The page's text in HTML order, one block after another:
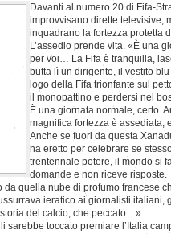
Davanti al numero 20 di Fifa-
improvvisano dirette televisive,
inquadrano la fortezza protetta
L’assedio prende vita. «È una
per voi… La Fifa è tranquilla,
butta lì un dirigente, il vestito blu
logo della Fifa trionfante sul
il monopattino e perdersi nel
È una giornata normale, certo.
magnifica fortezza è assediata,
Anche se fuori da questa
ha eretto per celebrare se
trentennale potere, il mondo si
domande e non riceve risposte.
quella nube di profumo francese
ieratico ai giornalisti italiani,
del calcio, che peccato…».
sarebbe toccato premiare l’Italia